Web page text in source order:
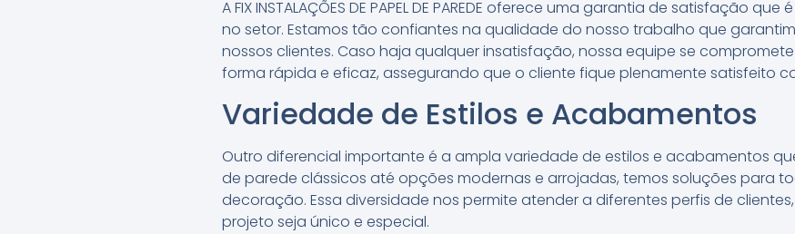
A FIX INSTALAÇÕES DE PAPEL DE PAREDE oferece uma garantia de satisfação
no setor. Estamos tão confiantes na qualidade do nosso trabalho que
nossos clientes. Caso haja qualquer insatisfação, nossa equipe se
forma rápida e eficaz, assegurando que o cliente fique plenamente satisfeito
Variedade de Estilos e Acabamentos
Outro diferencial importante é a ampla variedade de estilos e acabamentos
de parede clássicos até opções modernas e arrojadas, temos soluções para
decoração. Essa diversidade nos permite atender a diferentes perfis de
projeto seja único e especial.